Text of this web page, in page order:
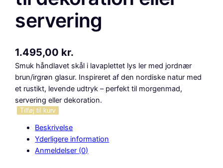
servering
1.495,00 kr.
Smuk håndlavet skål i lavaplettet lys ler med jordnær
brun/irgrøn glasur. Inspireret af den nordiske natur med
et rustikt, levende udtryk – perfekt til morgenmad,
servering eller dekoration.
Tilføj til kurv
Beskrivelse
Yderligere information
Anmeldelser (0)